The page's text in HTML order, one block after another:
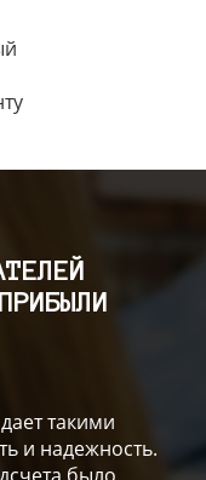
такими
и надежность.